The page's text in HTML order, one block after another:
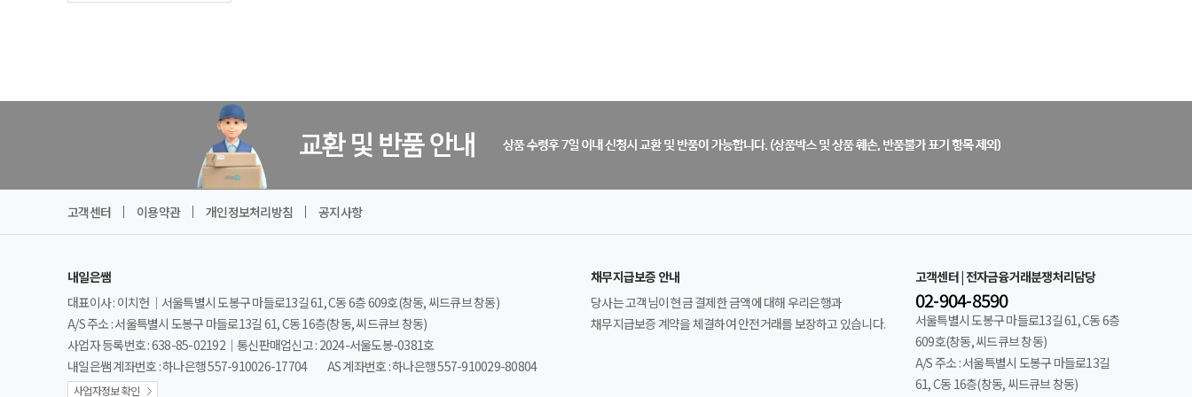
고객센터 이용약관 개인정보처리방침 공지사항
내일은쌤
대표이사 : 이치헌｜서울특별시 도봉구 마들로13길 61, C동 6층 609호(창동, 씨드큐브 창동)
A/S 주소 : 서울특별시 도봉구 마들로13길 61, C동 16층(창동, 씨드큐브 창동)
사업자 등록번호 : 638-85-02192｜통신판매업신고 : 2024-서울도봉-0381호
내일은쌤 계좌번호 : 하나은행 557-910026-17704
AS 계좌번호 : 하나은행 557-910029-80804
사업자정보 확인
채무지급보증 안내
당사는 고객님이 현금 결제한 금액에 대해 우리은행과
채무지급보증 계약을 체결하여 안전거래를 보장하고 있습니다.
고객센터 | 전자금융거래분쟁처리담당
02-904-8590
서울특별시 도봉구 마들로13길 61, C동 6층
609호(창동, 씨드큐브 창동)
A/S 주소 : 서울특별시 도봉구 마들로13길
61, C동 16층(창동, 씨드큐브 창동)